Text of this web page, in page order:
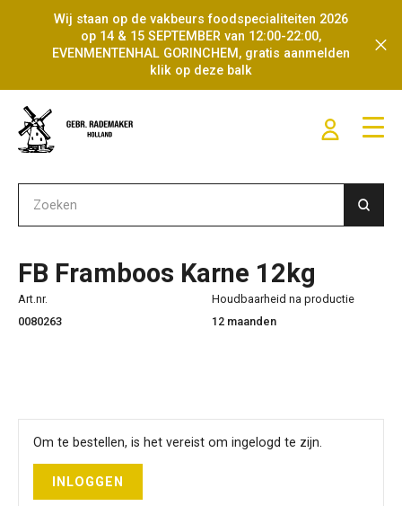
Wij staan op de vakbeurs foodspecialiteiten 2026
op 14 & 15 SEPTEMBER van 12:00-22:00,
EVENMENTENHAL GORINCHEM, gratis aanmelden
klik op deze balk
FB Framboos Karne 12kg
Art.nr.
0080263
Houdbaarheid na productie
12 maanden
Om te bestellen, is het vereist om ingelogd te zijn.
INLOGGEN